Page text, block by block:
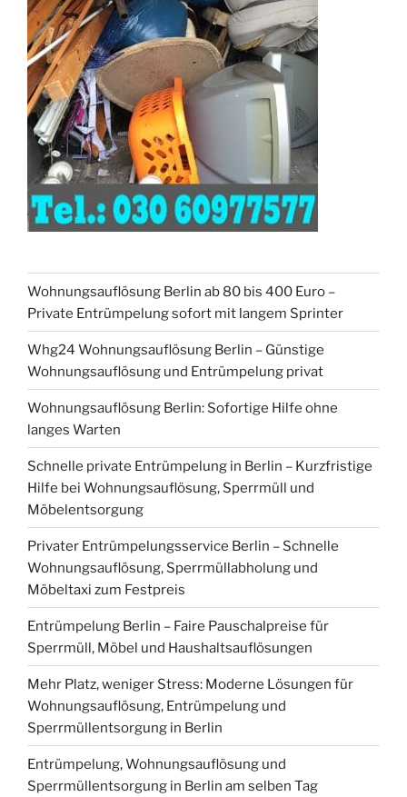
Wohnungsauflösung Berlin ab 80 bis 400 Euro –
Private Entrümpelung sofort mit langem Sprinter
Whg24 Wohnungsauflösung Berlin – Günstige
Wohnungsauflösung und Entrümpelung privat
Wohnungsauflösung Berlin: Sofortige Hilfe ohne
langes Warten
Schnelle private Entrümpelung in Berlin – Kurzfristige
Hilfe bei Wohnungsauflösung, Sperrmüll und
Möbelentsorgung
Privater Entrümpelungsservice Berlin – Schnelle
Wohnungsauflösung, Sperrmüllabholung und
Möbeltaxi zum Festpreis
Entrümpelung Berlin – Faire Pauschalpreise für
Sperrmüll, Möbel und Haushaltsauflösungen
Mehr Platz, weniger Stress: Moderne Lösungen für
Wohnungsauflösung, Entrümpelung und
Sperrmüllentsorgung in Berlin
Entrümpelung, Wohnungsauflösung und
Sperrmüllentsorgung in Berlin am selben Tag